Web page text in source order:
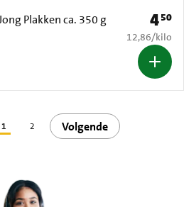
Plakken ca. 350 g Prijs:
450
€ 12,86 per
12,86/kilo
1 2 Volgende